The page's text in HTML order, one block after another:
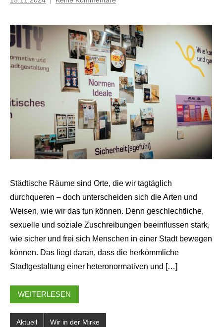
Mosche
Städtische Räume sind Orte, die wir tagtäglich
durchqueren – doch unterscheiden sich die Arten und
Weisen, wie wir das tun können. Denn geschlechtliche,
sexuelle und soziale Zuschreibungen beeinflussen stark,
wie sicher und frei sich Menschen in einer Stadt bewegen
können. Das liegt daran, dass die herkömmliche
Stadtgestaltung einer heteronormativen und […]
WEITERLESEN
Aktuell Wir in der Mirke